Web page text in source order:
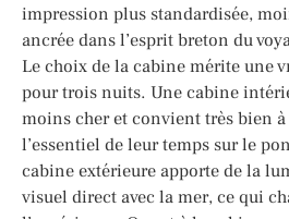
impression plus standardisée,
ancrée dans l’esprit breton du
Le choix de la cabine mérite une
pour trois nuits. Une cabine
moins cher et convient très bien
l’essentiel de leur temps sur le
cabine extérieure apporte de la
visuel direct avec la mer, ce qui